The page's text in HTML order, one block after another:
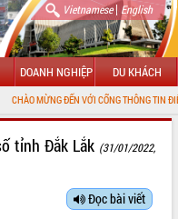
Vietnamese| English
DOANH NGHIỆP DU KHÁCH
CỔNG THÔNG TIN ĐIỆN TỬ TỈNH ĐẮK LẮK
tỉnh Đắk Lắk (31/01/2022,
Đọc bài viết